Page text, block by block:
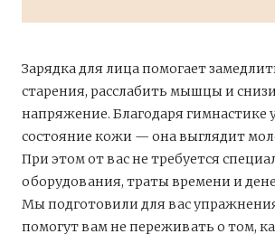
Зарядка для лица помогает
старения, расслабить мышцы и
напряжение. Благодаря гимнастике
состояние кожи — она выглядит
При этом от вас не требуется
оборудования, траты времени и
Мы подготовили для вас
помогут вам не переживать о том,